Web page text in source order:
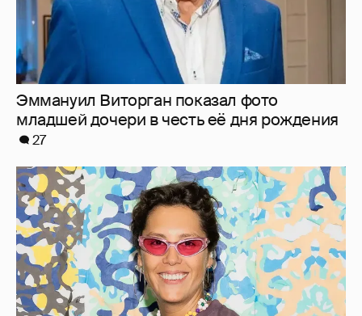
"Мне это ***** не надо". Ирина Горбачёва
заявила, что больше не хочет отношений
63